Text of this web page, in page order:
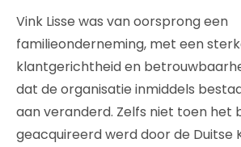
Vink Lisse was van oorsprong een
familieonderneming, met een
klantgerichtheid en
dat de organisatie inmiddels
aan veranderd. Zelfs niet toen het
geacquireerd werd door de Duitse